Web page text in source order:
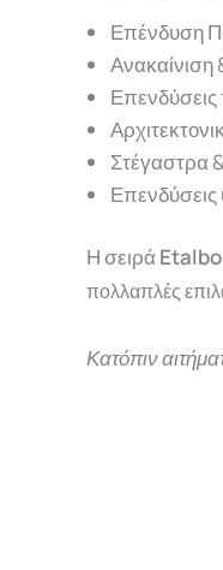
Επένδυση
Ανακαίνιση
Στέγαστρα
Η σειρά
πολλαπλές
Κατόπιν